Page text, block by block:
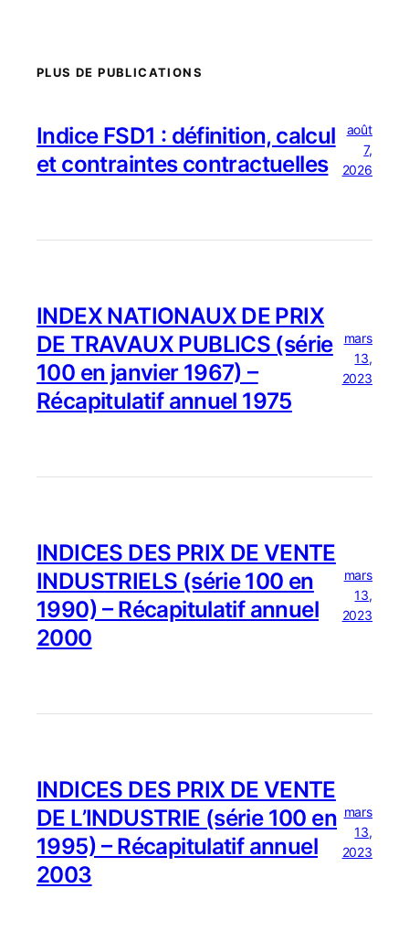
PLUS DE PUBLICATIONS
Indice FSD1 : définition, calcul
et contraintes contractuelles
août
7,
2026
INDEX NATIONAUX DE PRIX
DE TRAVAUX PUBLICS (série
100 en janvier 1967) –
Récapitulatif annuel 1975
mars
13,
2023
INDICES DES PRIX DE VENTE
INDUSTRIELS (série 100 en
1990) – Récapitulatif annuel
2000
mars
13,
2023
INDICES DES PRIX DE VENTE
DE L’INDUSTRIE (série 100 en
1995) – Récapitulatif annuel
2003
mars
13,
2023